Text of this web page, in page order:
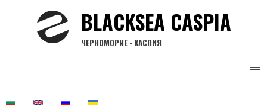
BLACKSEA CASPIA
ЧЕРНОМОРИЕ - КАСПИЯ